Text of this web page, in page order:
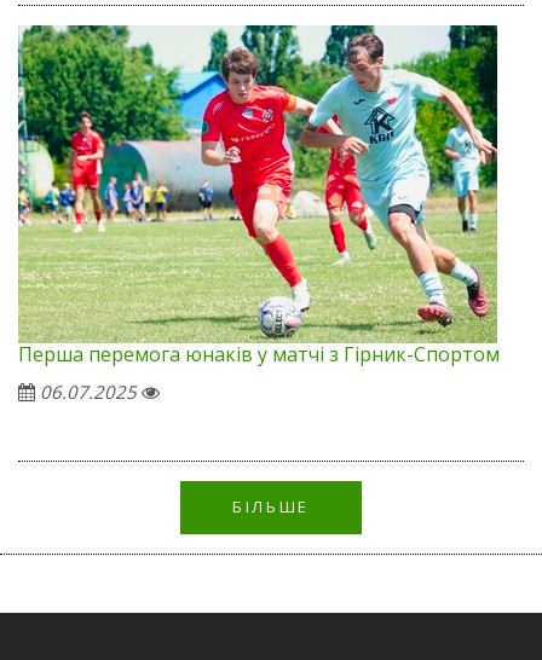
Перша перемога юнаків у матчі з Гірник-Спортом
06.07.2025
БІЛЬШЕ